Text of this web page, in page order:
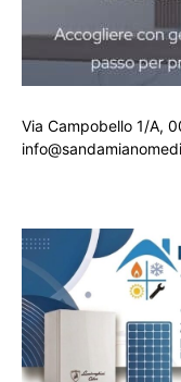
Via Campobello 1/A,